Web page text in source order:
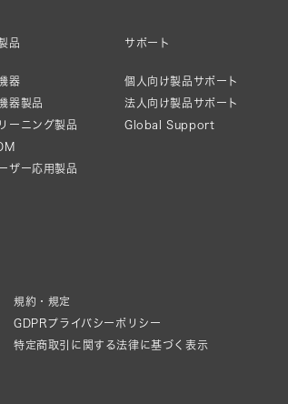
品
器
器製品
ーニング製品
ザー応用製品
サポート
個人向け製品サポート
法人向け製品サポート
Global Support
規約・規定
GDPRプライバシーポリシー
特定商取引に関する法律に基づく表示